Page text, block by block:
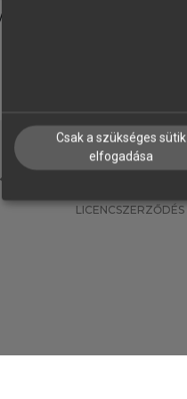
LICENCSZERZŐDÉS
Csak a szükséges sütik
elfogadása